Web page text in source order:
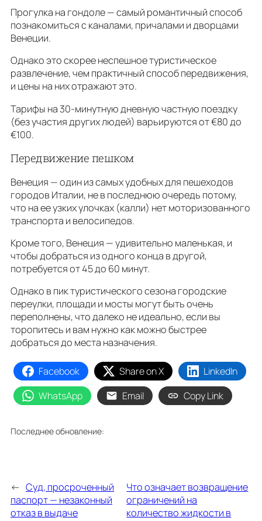
Прогулка на гондоле — самый романтичный способ
познакомиться с каналами, причалами и дворцами
Венеции.
Однако это скорее неспешное туристическое
развлечение, чем практичный способ передвижения,
и цены на них отражают это.
Тарифы на 30-минутную дневную частную поездку
(без участия других людей) варьируются от €80 до
€100.
Передвижение пешком
Венеция — один из самых удобных для пешеходов
городов Италии, не в последнюю очередь потому,
что на ее узких улочках (калли) нет моторизованного
транспорта и велосипедов.
Кроме того, Венеция — удивительно маленькая, и
чтобы добраться из одного конца в другой,
потребуется от 45 до 60 минут.
Однако в пик туристического сезона городские
переулки, площади и мосты могут быть очень
переполнены, что далеко не идеально, если вы
торопитесь и вам нужно как можно быстрее
добраться до места назначения.
Facebook Share on X
LinkedIn
WhatsApp
Email Copy Link
Последнее обновление:
← Суд, просроченный
паспорт — незаконный
отказ в выдаче
Что означает возвращение
ограничений на
количество жидкости в